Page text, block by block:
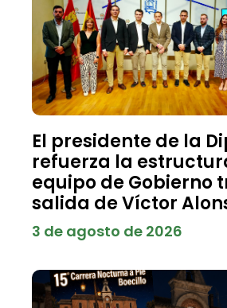
El presidente de la
refuerza la
equipo de Gobierno
salida de Víctor
3 de agosto de 2026